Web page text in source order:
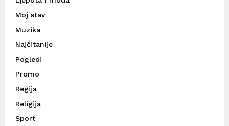
Moj stav
Muzika
Najčitanije
Pogledi
Promo
Regija
Religija
Sport